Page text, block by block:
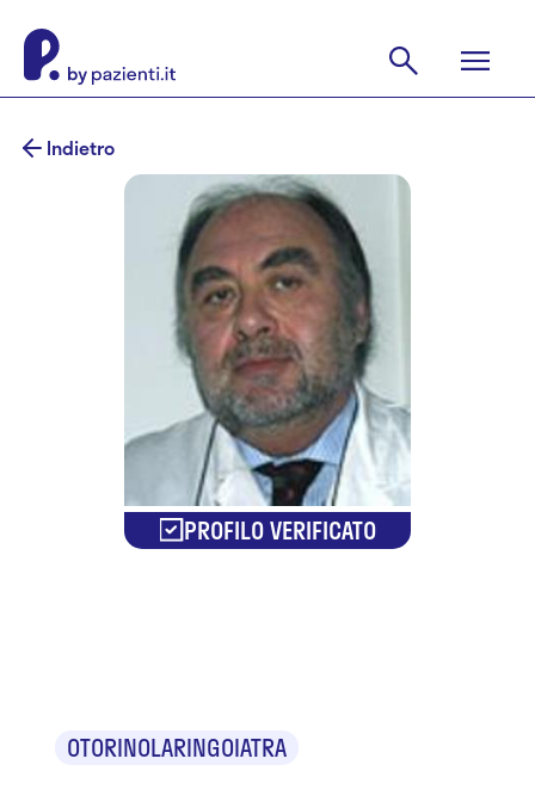
Indietro
PROFILO VERIFICATO
OTORINOLARINGOIATRA